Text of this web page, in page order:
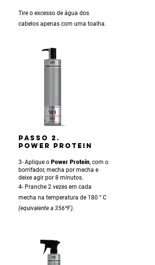
Tire o excesso de água dos
cabelos apenas com uma toalha.
PASSO 2.
POWER PROTEIN
3- Aplique o Power Protein, com o
borrifador, mecha por mecha e
deixe agir por 8 minutos.
4- Pranche 2 vezes em cada
mecha na temperatura de 180 ° C
(equivalente a 356ºF).